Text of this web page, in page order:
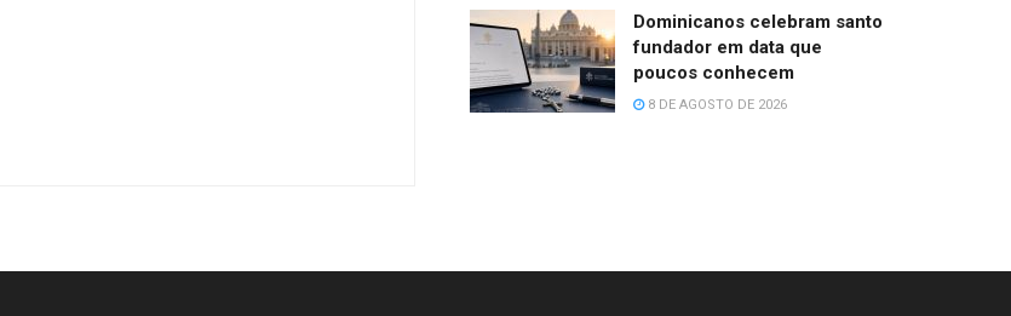
Dominicanos celebram santo
fundador em data que
poucos conhecem
8 DE AGOSTO DE 2026